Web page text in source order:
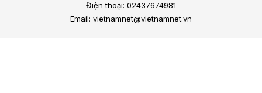
Điện thoại: 02437674981
Email: vietnamnet@vietnamnet.vn